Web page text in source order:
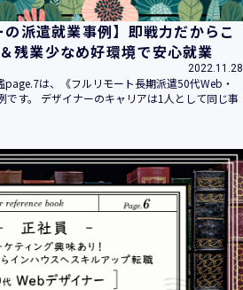
派遣就業事例】即戦力だからこ
残業少なめ好環境で安心就業
2022.11.28
は、《フルリモート長期派遣50代Web・
です。 デザイナーのキャリアは1人として同じ事